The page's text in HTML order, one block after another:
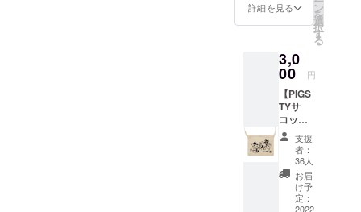
で構い
ませ
（商品
はド
ネー
ション
価格で
設定し
ており
ます）
支援金
額は、
「上乗
せ支
援」が
可能で
す。 も
ちろ
ん、お
気持ち
で構い
ませ
ん。
（商品
ませ
源第三
コード
付き
CDR ※
支援金
額は、
申し込
み時に
「上乗
せ支
援」が
可能で
す。 も
】 映像
作品
（ダウ
ド形
式） 出
演:PEA
CE
OUT！/
ザ・ノ
ロノロ
ズ/JUPI
TER 製
作:PIG
RATTL
詳細を見る ン
を
選
択
す
る
3,0
00 円
【PIGS
TYサ
コッ
シュ】
DON
KARNA
GE/Sho
heiデザ
イン、
支援
者：
36人
お届
け予
定：
2022